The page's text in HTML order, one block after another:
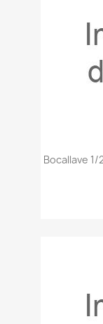
Bocallave 1/